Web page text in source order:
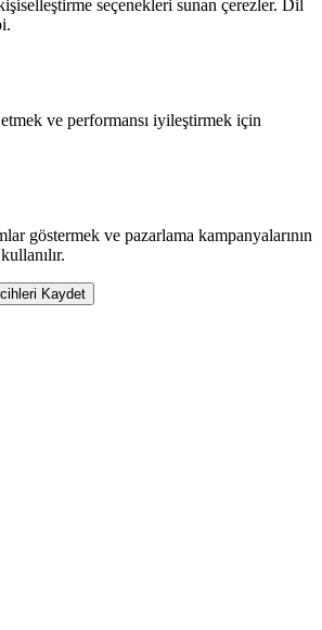
seçenekleri sunan çerezler. Dil
etmek ve performansı iyileştirmek için
göstermek ve pazarlama kampanyalarının
Kaydet